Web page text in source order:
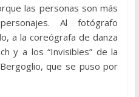
las personas son más
Al fotógrafo
a la coreógrafa de danza
y a los “Invisibles” de la
que se puso por